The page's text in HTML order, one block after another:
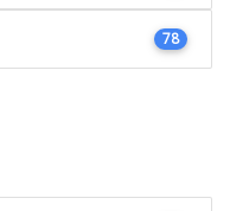
78